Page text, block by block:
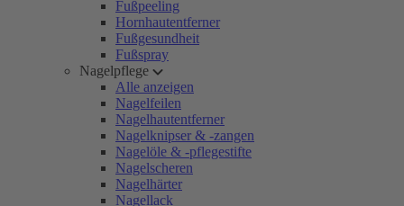
Fußpeeling
Hornhautentferner
Fußgesundheit
Fußspray
Nagelpflege
Alle anzeigen
Nagelfeilen
Nagelhautentferner
Nagelknipser & -zangen
Nagelöle & -pflegestifte
Nagelscheren
Nagelhärter
Nagellack